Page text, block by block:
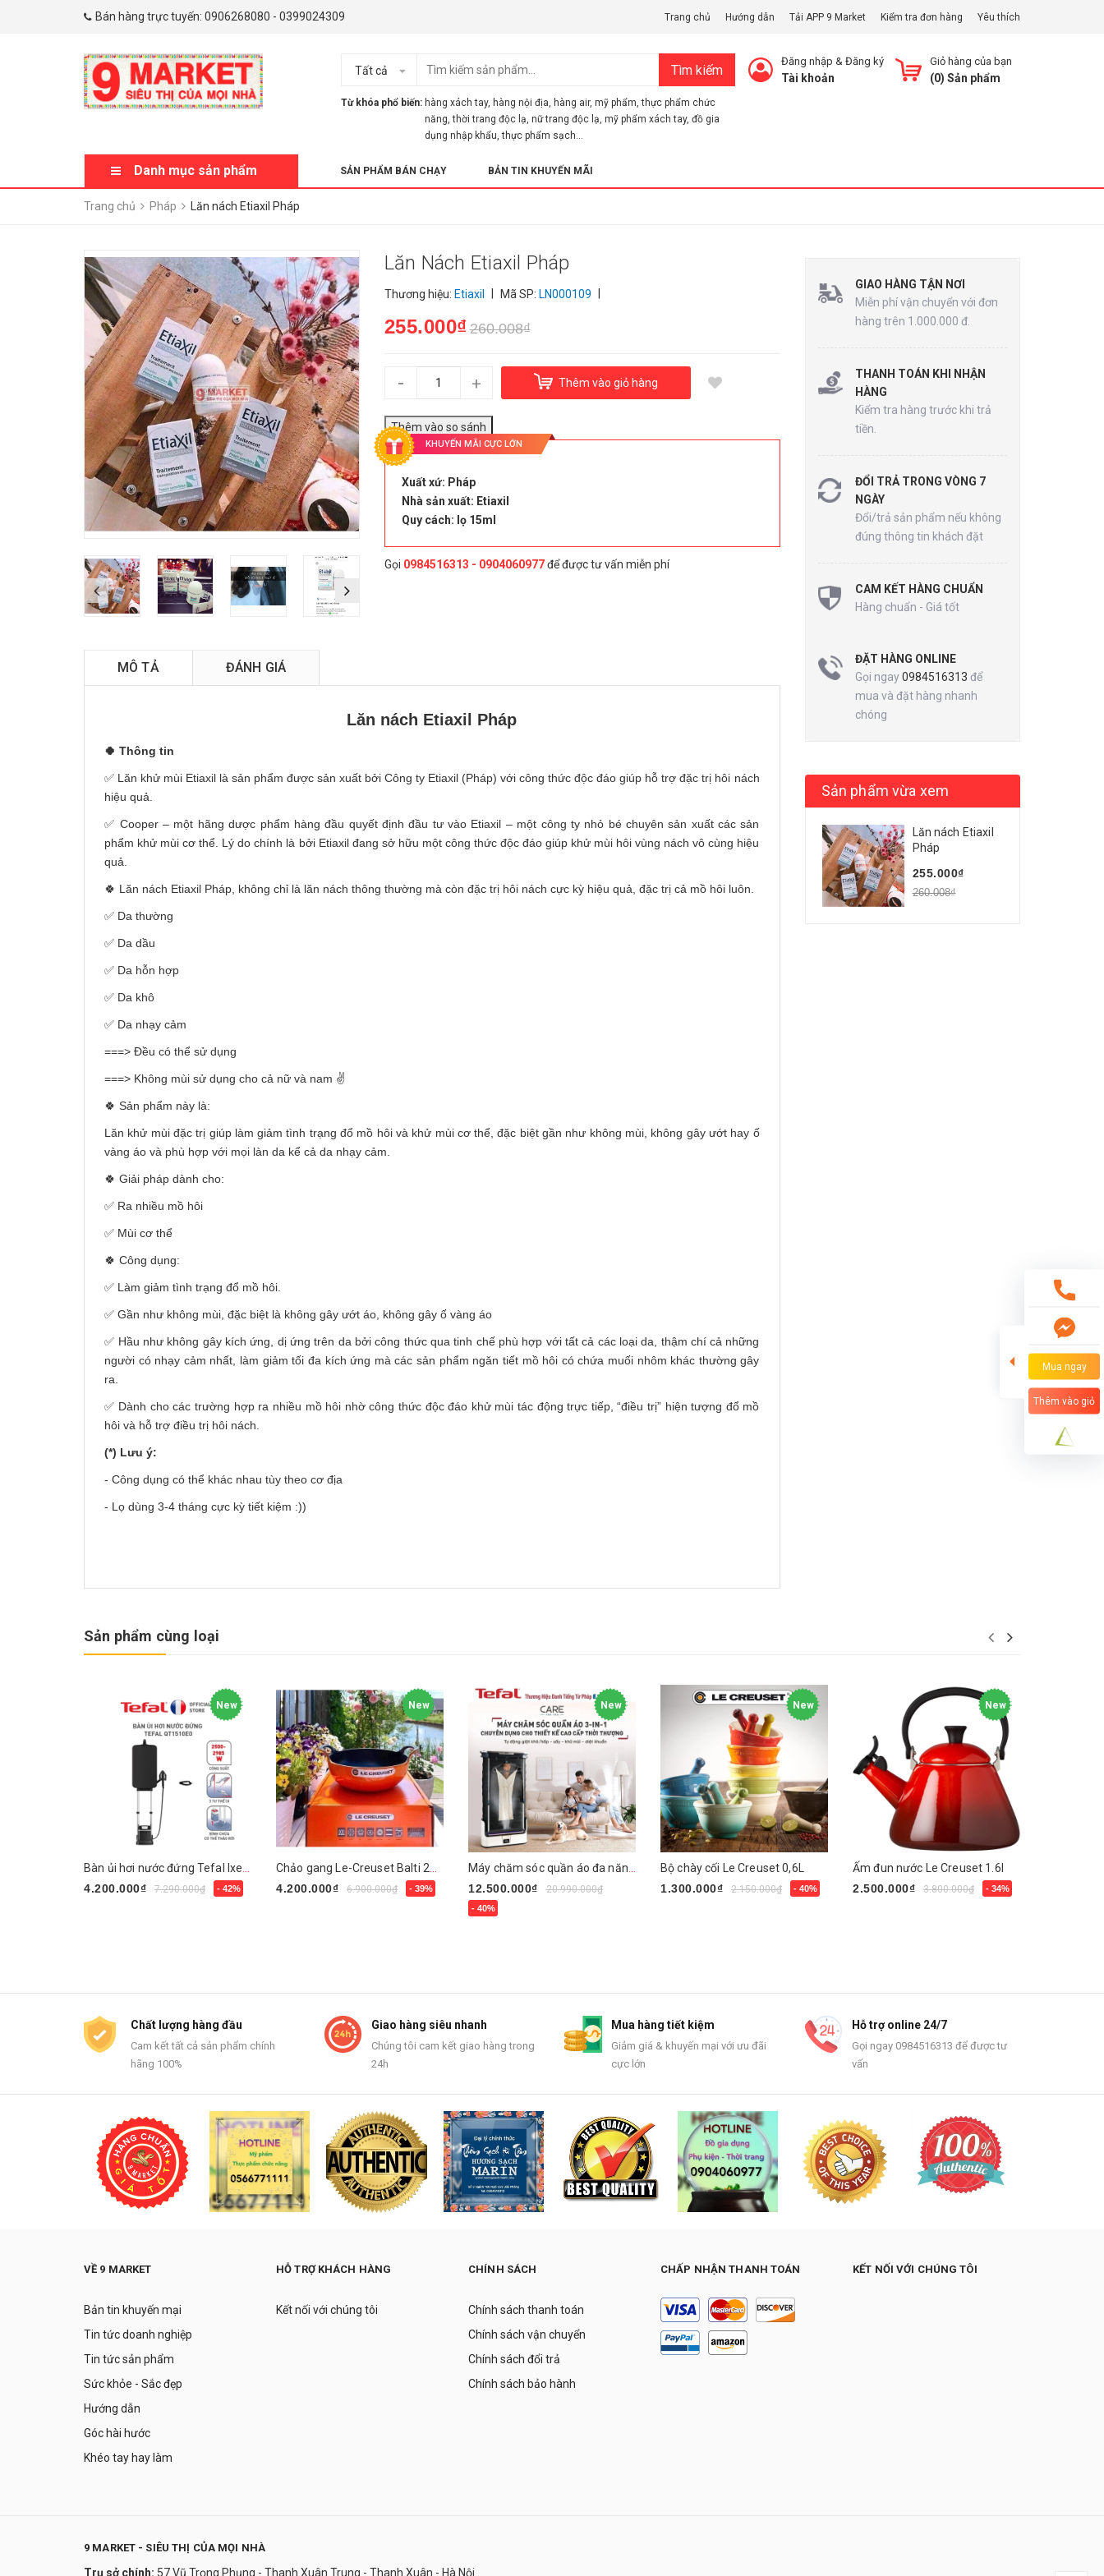
Bán hàng trực tuyến: 0906268080 - 0399024309 Trang chủ Hướng dẫn Tải APP 9 Market Kiểm tra đơn hàng Yêu thích
Tất cả Tìm kiếm
Từ khóa phổ biến: hàng xách tay, hàng nội địa, hàng air, mỹ phẩm,thực phẩm chức
năng,thời trang độc lạ, nữ trang độc lạ, mỹ phẩm xách tay, đồ gia
dụng nhập khẩu,thực phẩm sạch...
Giỏ hàng của bạn
(0) Sản phẩm
Đăng nhập & Đăng ký
Tài khoản
Danh mục sản phẩm SẢN PHẨM BÁN CHẠY BẢN TIN KHUYẾN MÃI
Trang chủ Pháp Lăn nách Etiaxil Pháp
Lăn Nách Etiaxil Pháp
Thương hiệu: Etiaxil Mã SP: LN000109
255.000₫260.008₫
- + Thêm vào giỏ hàng
KHUYẾN MÃI CỰC LỚN
Xuất xứ: Pháp
Nhà sản xuất: Etiaxil
Quy cách: lọ 15ml
Gọi 0984516313 - 0904060977để được tư vấn miễn phí
MÔ TẢ ĐÁNH GIÁ
Lăn nách Etiaxil Pháp
🍀 Thông tin
✅ Lăn khử mùi Etiaxil là sản phẩm được sản xuất bởi Công ty Etiaxil (Pháp) với công thức độc đáo giúp hỗ trợ đặc trị hôi nách
hiệu quả.
✅ Cooper – một hãng dược phẩm hàng đầu quyết định đầu tư vào Etiaxil – một công ty nhỏ bé chuyên sản xuất các sản
phẩm khử mùi cơ thể. Lý do chính là bởi Etiaxil đang sở hữu một công thức độc đáo giúp khử mùi hôi vùng nách vô cùng hiệu
quả.
🍀 Lăn nách Etiaxil Pháp, không chỉ là lăn nách thông thường mà còn đặc trị hôi nách cực kỳ hiệu quả, đặc trị cả mồ hôi luôn.
✅ Da thường
✅ Da dầu
✅ Da hỗn hợp
✅ Da khô
✅ Da nhạy cảm
===> Đều có thể sử dụng
===> Không mùi sử dụng cho cả nữ và nam ✌️️
🍀 Sản phẩm này là:
Lăn khử mùi đặc trị giúp làm giảm tình trạng đổ mồ hôi và khử mùi cơ thể, đặc biệt gần như không mùi, không gây ướt hay ố
vàng áo và phù hợp với mọi làn da kể cả da nhạy cảm.
🍀 Giải pháp dành cho:
✅ Ra nhiều mồ hôi
✅ Mùi cơ thể
🍀 Công dụng:
✅ Làm giảm tình trạng đổ mồ hôi.
✅ Gần như không mùi, đặc biệt là không gây ướt áo, không gây ố vàng áo
✅ Hầu như không gây kích ứng, dị ứng trên da bởi công thức qua tinh chế phù hợp với tất cả các loại da, thậm chí cả những
người có nhạy cảm nhất, làm giảm tối đa kích ứng mà các sản phẩm ngăn tiết mồ hôi có chứa muối nhôm khác thường gây
ra.
✅ Dành cho các trường hợp ra nhiều mồ hôi nhờ công thức độc đáo khử mùi tác động trực tiếp, “điều trị” hiện tượng đổ mồ
hôi và hỗ trợ điều trị hôi nách.
(*) Lưu ý:
- Công dụng có thể khác nhau tùy theo cơ địa
- Lọ dùng 3-4 tháng cực kỳ tiết kiệm :))
GIAO HÀNG TẬN NƠI
Miễn phí vận chuyển với đơn
hàng trên 1.000.000 đ.
THANH TOÁN KHI NHẬN
HÀNG
Kiểm tra hàng trước khi trả
tiền.
ĐỔI TRẢ TRONG VÒNG 7
NGÀY
Đổi/trả sản phẩm nếu không
đúng thông tin khách đặt
CAM KẾT HÀNG CHUẨN
Hàng chuẩn - Giá tốt
ĐẶT HÀNG ONLINE
Gọi ngay0984516313 để
mua và đặt hàng nhanh
chóng
Sản phẩm vừa xem
Lăn nách Etiaxil
Pháp
255.000₫
260.008₫
Sản phẩm cùng loại
New
4.200.000₫
7.290.000₫ - 42%
New
4.200.000₫
6.900.000₫ - 39%
New
12.500.000₫
20.990.000₫
- 40%
New
Bộ chày cối Le Creuset 0,6L
1.300.000₫
2.150.000₫ - 40%
New
Ấm đun nước Le Creuset 1.6l
2.500.000₫
3.800.000₫ - 34%
Chất lượng hàng đầu
Cam kết tất cả sản phẩm chính
hãng 100%
Giao hàng siêu nhanh
Chúng tôi cam kết giao hàng trong
24h
Mua hàng tiết kiệm
Giảm giá & khuyến mại với ưu đãi
cực lớn
Hỗ trợ online 24/7
Gọi ngay 0984516313 để được tư
vấn
VỀ 9 MARKET
Bản tin khuyến mại
Tin tức doanh nghiệp
Tin tức sản phẩm
Sức khỏe - Sắc đẹp
Hướng dẫn
Góc hài hước
Khéo tay hay làm
HỖ TRỢ KHÁCH HÀNG
Kết nối với chúng tôi
CHÍNH SÁCH
Chính sách thanh toán
Chính sách vận chuyển
Chính sách đổi trả
Chính sách bảo hành
CHẤP NHẬN THANH TOÁN KẾT NỐI VỚI CHÚNG TÔI
9 MARKET - SIÊU THỊ CỦA MỌI NHÀ
Trụ sở chính: 57 Vũ Trọng Phụng - Thanh Xuân Trung - Thanh Xuân - Hà Nội
Mua ngay
Thêm vào giỏ
Lăn nách Etiaxil Pháp
255.000₫
Title:Lọ 15ml
Đây là giải pháp trải nghiệm phát triển bởi EGANY